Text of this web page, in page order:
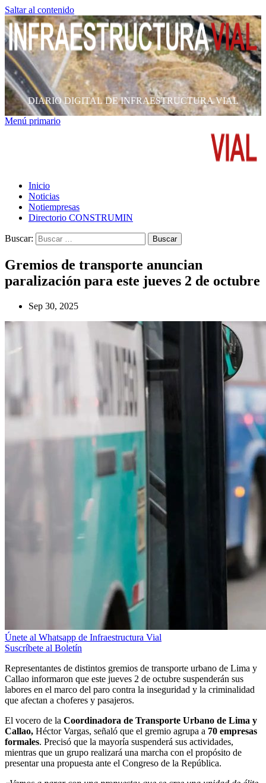
Saltar al contenido
DIARIO DIGITAL DE INFRAESTRUCTURA VIAL
Menú primario
Inicio
Noticias
Notiempresas
Directorio CONSTRUMIN
Buscar:
Gremios de transporte anuncian
paralización para este jueves 2 de octubre
Sep 30, 2025
Únete al Whatsapp de Infraestructura Vial
Suscríbete al Boletín
Representantes de distintos gremios de transporte urbano de Lima y
Callao informaron que este jueves 2 de octubre suspenderán sus
labores en el marco del paro contra la inseguridad y la criminalidad
que afectan a choferes y pasajeros.
El vocero de la Coordinadora de Transporte Urbano de Lima y
Callao, Héctor Vargas, señaló que el gremio agrupa a 70 empresas
formales. Precisó que la mayoría suspenderá sus actividades,
mientras que un grupo realizará una marcha con el propósito de
presentar una propuesta ante el Congreso de la República.